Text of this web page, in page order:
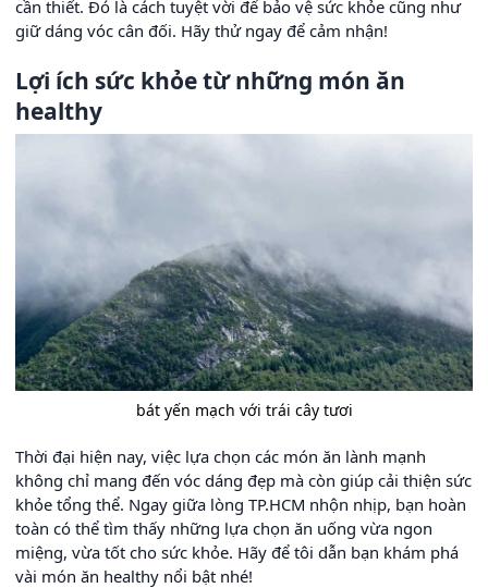
cần thiết. Đó là cách tuyệt vời để bảo vệ sức khỏe cũng như
giữ dáng vóc cân đối. Hãy thử ngay để cảm nhận!
Lợi ích sức khỏe từ những món ăn
healthy
bát yến mạch với trái cây tươi
Thời đại hiện nay, việc lựa chọn các món ăn lành mạnh
không chỉ mang đến vóc dáng đẹp mà còn giúp cải thiện sức
khỏe tổng thể. Ngay giữa lòng TP.HCM nhộn nhịp, bạn hoàn
toàn có thể tìm thấy những lựa chọn ăn uống vừa ngon
miệng, vừa tốt cho sức khỏe. Hãy để tôi dẫn bạn khám phá
vài món ăn healthy nổi bật nhé!